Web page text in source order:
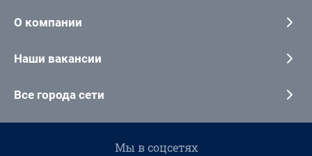
О компании
Наши вакансии
Все города сети
Мы в соцсетях